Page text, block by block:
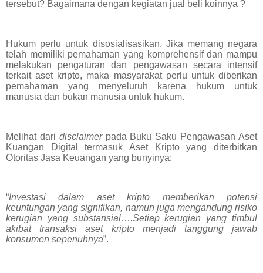
tersebut? Bagaimana dengan kegiatan jual beli koinnya ?
Hukum perlu untuk disosialisasikan. Jika memang negara
telah memiliki pemahaman yang komprehensif dan mampu
melakukan pengaturan dan pengawasan secara intensif
terkait aset kripto, maka masyarakat perlu untuk diberikan
pemahaman yang menyeluruh karena hukum untuk
manusia dan bukan manusia untuk hukum.
Melihat dari disclaimerpada Buku Saku Pengawasan Aset
Kuangan Digital termasuk Aset Kripto yang diterbitkan
Otoritas Jasa Keuangan yang bunyinya:
“Investasi dalam aset kripto memberikan potensi
keuntungan yang signifikan, namun juga mengandung risiko
kerugian yang substansial….Setiap kerugian yang timbul
akibat transaksi aset kripto menjadi tanggung jawab
konsumen sepenuhnya”.